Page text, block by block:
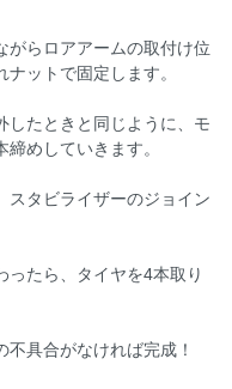
がらロアアームの取付け位
ットで固定します。
したときと同じように、モ
めしていきます。
スタビライザーのジョイン
ったら、タイヤを4本取り
不具合がなければ完成！